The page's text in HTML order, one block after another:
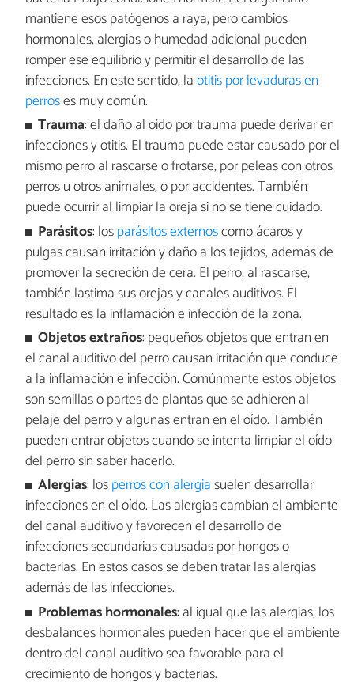
mantiene esos patógenos a raya, pero cambios
hormonales, alergias o humedad adicional pueden
romper ese equilibrio y permitir el desarrollo de las
infecciones. En este sentido, laotitis por levaduras en
perroses muy común.
Trauma: el daño al oído por trauma puede derivar en
infecciones y otitis. El trauma puede estar causado por el
mismo perro al rascarse o frotarse, por peleas con otros
perros u otros animales, o por accidentes. También
puede ocurrir al limpiar la oreja si no se tiene cuidado.
Parásitos: losparásitos externoscomo ácaros y
pulgas causan irritación y daño a los tejidos, además de
promover la secreción de cera. El perro, al rascarse,
también lastima sus orejas y canales auditivos. El
resultado es la inflamación e infección de la zona.
Objetos extraños: pequeños objetos que entran en
el canal auditivo del perro causan irritación que conduce
a la inflamación e infección. Comúnmente estos objetos
son semillas o partes de plantas que se adhieren al
pelaje del perro y algunas entran en el oído. También
pueden entrar objetos cuando se intenta limpiar el oído
del perro sin saber hacerlo.
Alergias: losperros con alergiasuelen desarrollar
infecciones en el oído. Las alergias cambian el ambiente
del canal auditivo y favorecen el desarrollo de
infecciones secundarias causadas por hongos o
bacterias. En estos casos se deben tratar las alergias
además de las infecciones.
Problemas hormonales: al igual que las alergias, los
desbalances hormonales pueden hacer que el ambiente
dentro del canal auditivo sea favorable para el
crecimiento de hongos y bacterias.